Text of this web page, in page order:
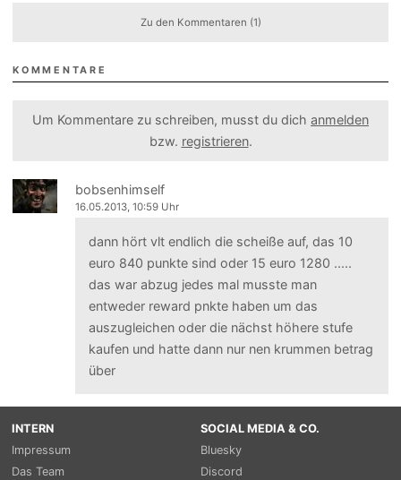
Zu den Kommentaren (1)
KOMMENTARE
Um Kommentare zu schreiben, musst du dich anmelden
bzw. registrieren.
bobsenhimself
16.05.2013, 10:59 Uhr
dann hört vlt endlich die scheiße auf, das 10
euro 840 punkte sind oder 15 euro 1280 .....
das war abzug jedes mal musste man
entweder reward pnkte haben um das
auszugleichen oder die nächst höhere stufe
kaufen und hatte dann nur nen krummen betrag
über
INTERN
Impressum
Das Team
SOCIAL MEDIA & CO.
Bluesky
Discord